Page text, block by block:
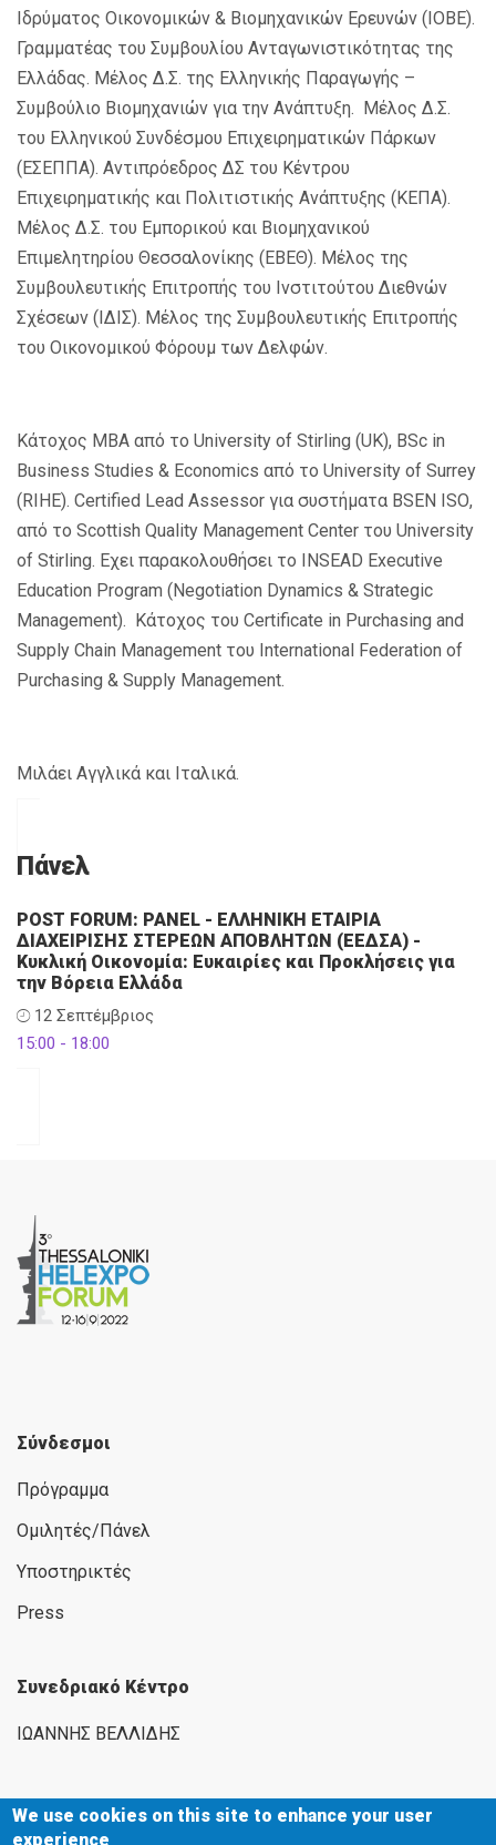
Ιδρύματος Οικονομικών & Βιομηχανικών Ερευνών (ΙΟΒΕ).
Γραμματέας του Συμβουλίου Ανταγωνιστικότητας της
Ελλάδας. Μέλος Δ.Σ. της Ελληνικής Παραγωγής –
Συμβούλιο Βιομηχανιών για την Ανάπτυξη. Μέλος Δ.Σ.
του Ελληνικού Συνδέσμου Επιχειρηματικών Πάρκων
(ΕΣΕΠΠΑ). Αντιπρόεδρος ΔΣ του Κέντρου
Επιχειρηματικής και Πολιτιστικής Ανάπτυξης (ΚΕΠΑ).
Μέλος Δ.Σ. του Εμπορικού και Βιομηχανικού
Επιμελητηρίου Θεσσαλονίκης (ΕΒΕΘ). Μέλος της
Συμβουλευτικής Επιτροπής του Ινστιτούτου Διεθνών
Σχέσεων (ΙΔΙΣ). Μέλος της Συμβουλευτικής Επιτροπής
του Οικονομικού Φόρουμ των Δελφών.
Κάτοχος ΜΒΑ από το University of Stirling (UK), BSc in
Business Studies & Economics από το University of Surrey
(RIHE). Certified Lead Assessor για συστήματα BSEN ISO,
από το Scottish Quality Management Center του University
of Stirling. Εχει παρακολουθήσει το INSEAD Executive
Education Program (Negotiation Dynamics & Strategic
Management). Κάτοχος του Certificate in Purchasing and
Supply Chain Management του International Federation of
Purchasing & Supply Management.
Μιλάει Αγγλικά και Ιταλικά.
Πάνελ
POST FORUM: PANEL - ΕΛΛΗΝΙΚΗ ΕΤΑΙΡΙΑ
ΔΙΑΧΕΙΡΙΣΗΣ ΣΤΕΡΕΩΝ ΑΠΟΒΛΗΤΩΝ (ΕΕΔΣΑ) -
Κυκλική Οικονομία: Ευκαιρίες και Προκλήσεις για
την Βόρεια Ελλάδα
12 Σεπτέμβριος
15:00 - 18:00
Σύνδεσμοι
Πρόγραμμα
Ομιλητές/Πάνελ
Υποστηρικτές
Press
Συνεδριακό Κέντρο
ΙΩΑΝΝΗΣ ΒΕΛΛΙΔΗΣ
We use cookies on this site to enhance your user
experience